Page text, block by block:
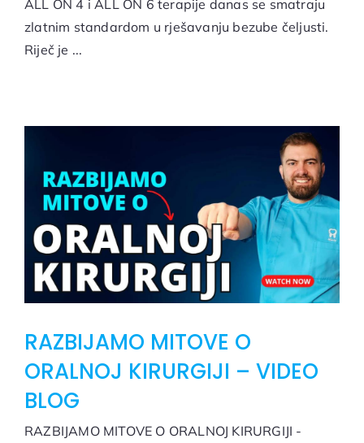
ALL ON 4 i ALL ON 6 terapije danas se smatraju
zlatnim standardom u rješavanju bezube čeljusti.
Riječ je ...
RAZBIJAMO MITOVE O
ORALNOJ KIRURGIJI – VIDEO
BLOG
RAZBIJAMO MITOVE O ORALNOJ KIRURGIJI -